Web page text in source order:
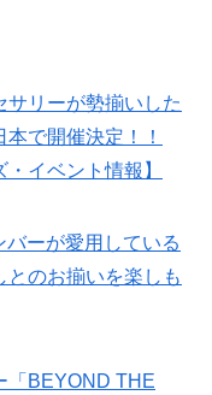
サリーが勢揃いした
で開催決定！！
・イベント情報】
バーが愛用している
とのお揃いを楽しも
「BEYOND THE